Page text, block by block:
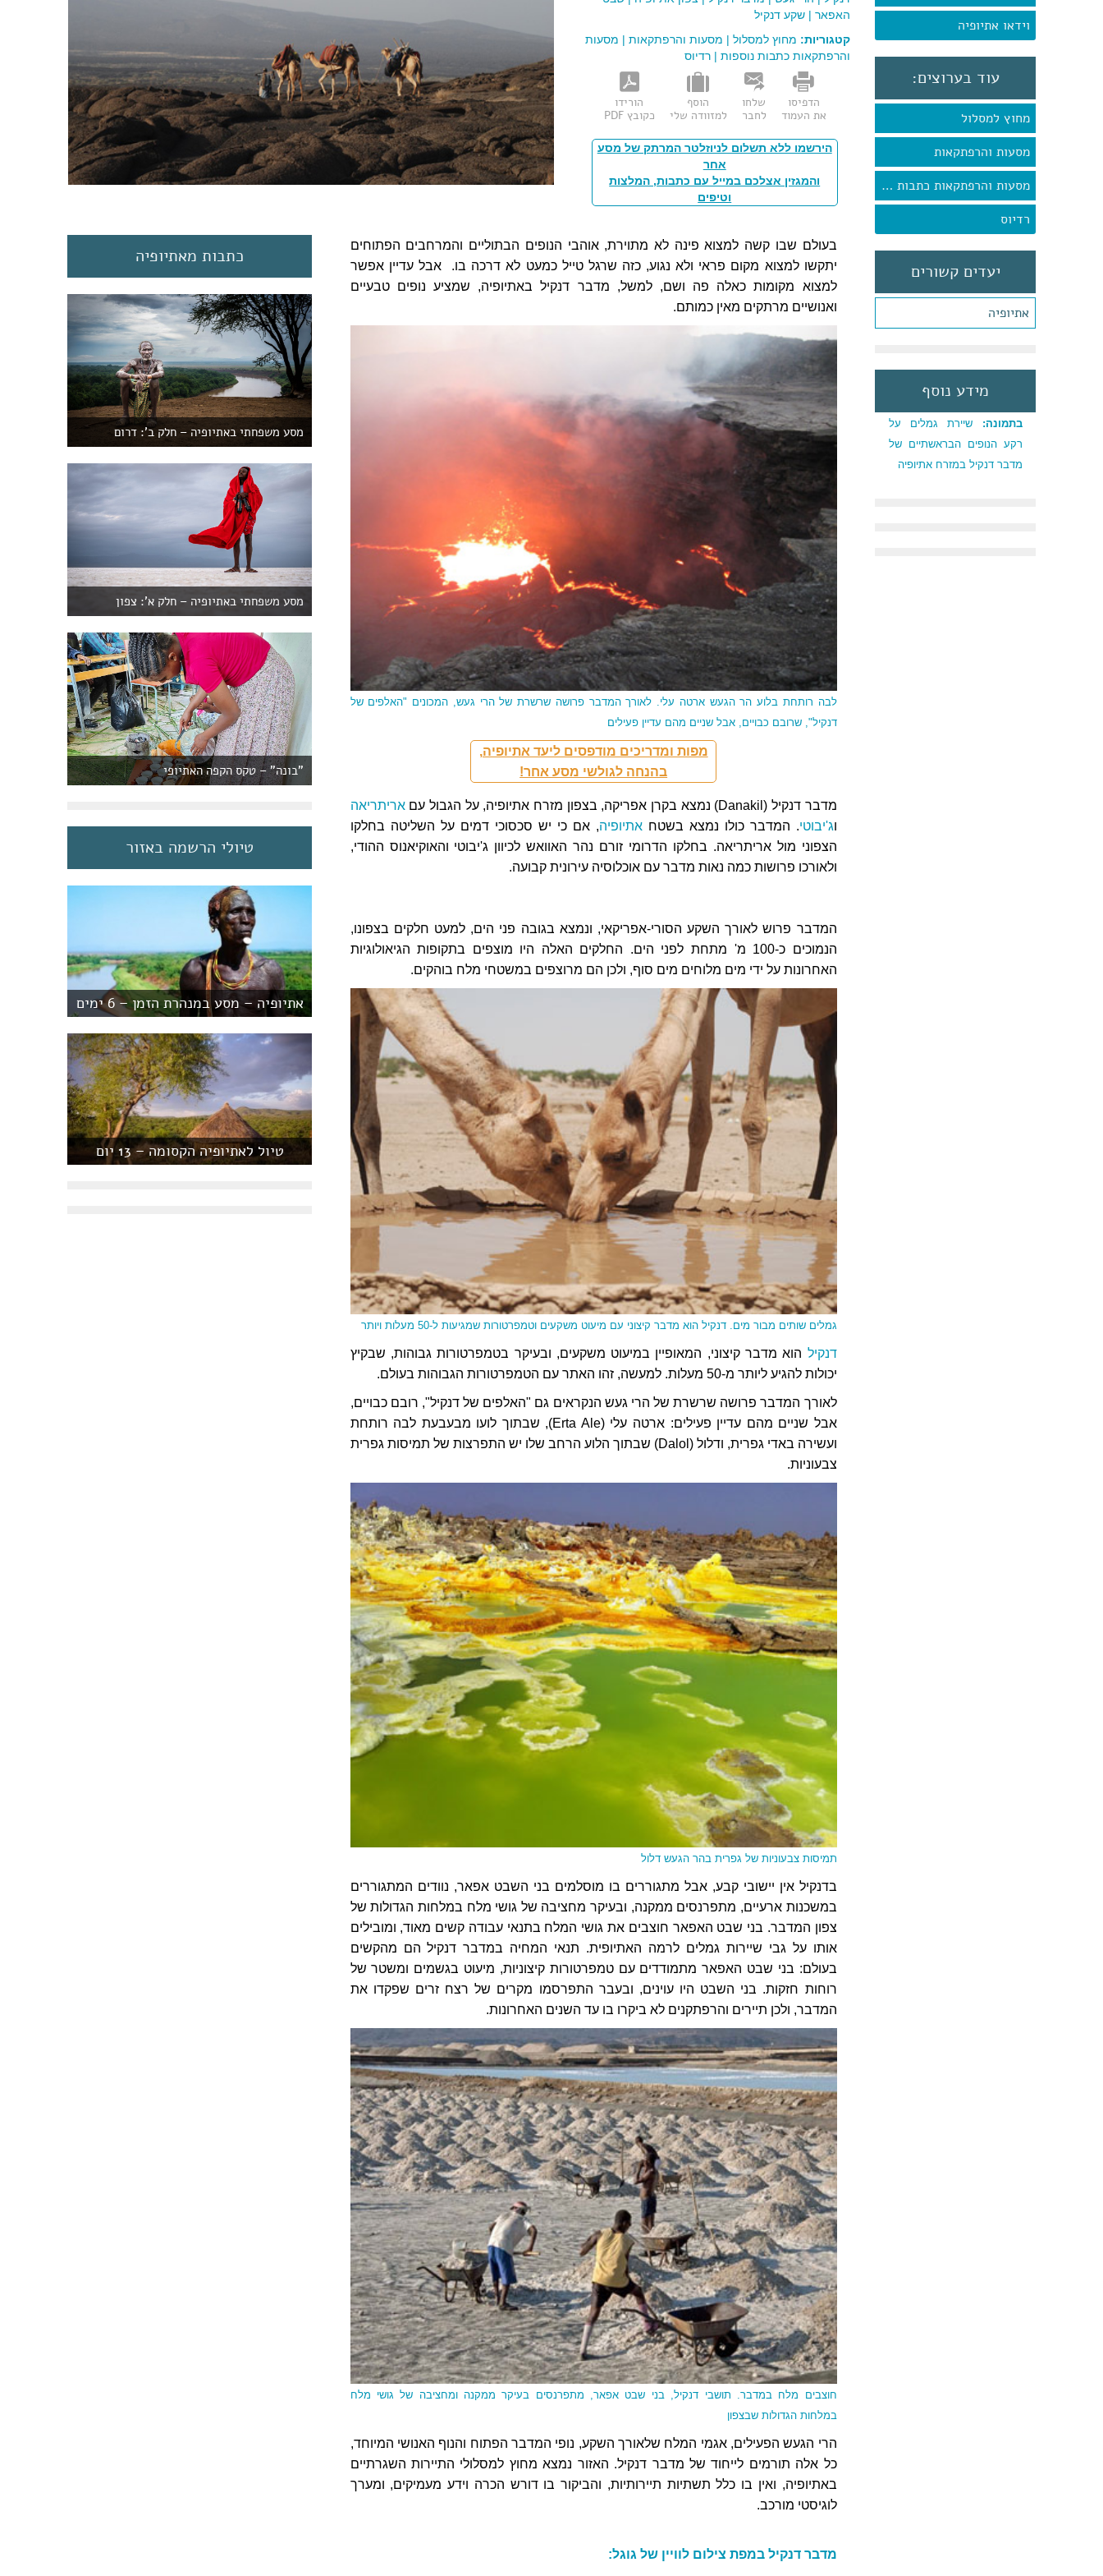
וידאו אתיופיה
עוד בערוצים:
מחוץ למסלול
מסעות והרפתקאות
מסעות והרפתקאות כתבות נוספות
רדיוס
יעדים קשורים
אתיופיה
מידע נוסף
בתמונה: שיירת גמלים על
רקע הנופים הבראשתיים של
מדבר דנקיל במזרח אתיופיה
האפאר| שקע דנקיל
קטגוריות: מחוץ למסלול| מסעות והרפתקאות| מסעות
והרפתקאות כתבות נוספות| רדיוס
הדפיסו
את העמוד
שלחו
לחבר
הוסף
למזוודה שלי
הורידו
כקובץ PDF
הירשמו ללא תשלום לניוזלטר המרתק של מסע
אחר
והמגזין אצלכם במייל עם כתבות, המלצות
וטיפים
בעולם שבו קשה למצוא פינה לא מתוירת, אוהבי הנופים הבתוליים והמרחבים הפתוחים
יתקשו למצוא מקום פראי ולא נגוע, כזה שרגל טייל כמעט לא דרכה בו.אבל עדיין אפשר
למצוא מקומות כאלה פה ושם, למשל, מדבר דנקיל באתיופיה, שמציע נופים טבעיים
ואנושיים מרתקים מאין כמותם.
לבה רותחת בלוע הר הגעש ארטה עלי. לאורך המדבר פרושה שרשרת של הרי געש, המכונים "האלפים של
דנקיל", שרובם כבויים, אבל שניים מהם עדיין פעילים
מפות ומדריכים מודפסים ליעד אתיופיה,
בהנחה לגולשי מסע אחר!
מדבר דנקיל (Danakil) נמצא בקרן אפריקה, בצפון מזרח אתיופיה, על הגבול עם
אריתריאה
וג'יבוטי. המדבר כולו נמצא בשטחאתיופיה, אם כי יש סכסוכי דמים על השליטה בחלקו
הצפוני מול אריתריאה. בחלקו הדרומי זורם נהר האוואש לכיוון ג'יבוטי והאוקיאנוס ההודי,
ולאורכו פרושות כמה נאות מדבר עם אוכלוסיה עירונית קבועה.
המדבר פרוש לאורך השקע הסורי-אפריקאי, ונמצא בגובה פני הים, למעט חלקים בצפונו,
הנמוכים כ-100 מ' מתחת לפני הים. החלקים האלה היו מוצפים בתקופות הגיאולוגיות
האחרונות על ידי מים מלוחים מים סוף, ולכן הם מרוצפים במשטחי מלח בוהקים.
גמלים שותים מבור מים. דנקיל הוא מדבר קיצוני עם מיעוט משקעים וטמפרטורות שמגיעות ל-50 מעלות ויותר
דנקיל הוא מדבר קיצוני, המאופיין במיעוט משקעים, ובעיקר בטמפרטורות גבוהות, שבקיץ
יכולות להגיע ליותר מ-50 מעלות. למעשה, זהו האתר עם הטמפרטורות הגבוהות בעולם.
לאורך המדבר פרושה שרשרת של הרי געש הנקראים גם "האלפים של דנקיל", רובם כבויים,
אבל שניים מהם עדיין פעילים: ארטה עלי (Erta Ale), שבתוך לועו מבעבעת לבה רותחת
ועשירה באדי גפרית, ודלול (Dalol) שבתוך הלוע הרחב שלו יש התפרצות של תמיסות גפרית
צבעוניות.
תמיסות צבעוניות של גפרית בהר הגעש דלול
בדנקיל אין יישובי קבע, אבל מתגוררים בו מוסלמים בני השבט אפאר, נוודים המתגוררים
במשכנות ארעיים, מתפרנסים ממקנה, ובעיקר מחציבה של גושי מלח במלחות הגדולות של
צפון המדבר. בני שבט האפאר חוצבים את גושי המלח בתנאי עבודה קשים מאוד, ומובילים
אותו על גבי שיירות גמלים לרמה האתיופית. תנאי המחיה במדבר דנקיל הם מהקשים
בעולם: בני שבט האפאר מתמודדים עם טמפרטורות קיצוניות, מיעוט בגשמים ומשטר של
רוחות חזקות. בני השבט היו עוינים, ובעבר התפרסמו מקרים של רצח זרים שפקדו את
המדבר, ולכן תיירים והרפתקנים לא ביקרו בו עד השנים האחרונות.
חוצבים מלח במדבר. תושבי דנקיל, בני שבט אפאר, מתפרנסים בעיקר ממקנה ומחציבה של גושי מלח
במלחות הגדולות שבצפון
הרי הגעש הפעילים, אגמי המלח שלאורך השקע, נופי המדבר הפתוח והנוף האנושי המיוחד,
כל אלה תורמים לייחוד של מדבר דנקיל. האזור נמצא מחוץ למסלולי התיירות השגרתיים
באתיופיה, ואין בו כלל תשתיות תיירותיות, והביקור בו דורש הכרה וידע מעמיקים, ומערך
לוגיסטי מורכב.
מדבר דנקיל במפת צילום לוויין של גוגל:
כתבות מאתיופיה
מסע משפחתי באתיופיה – חלק ב': דרום
מסע משפחתי באתיופיה – חלק א': צפון
"בונה" – טקס הקפה האתיופי
טיולי הרשמה באזור
אתיופיה – מסע במנהרת הזמן – 6 ימים
טיול לאתיופיה הקסומה – 13 יום